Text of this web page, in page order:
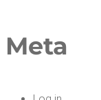
Meta